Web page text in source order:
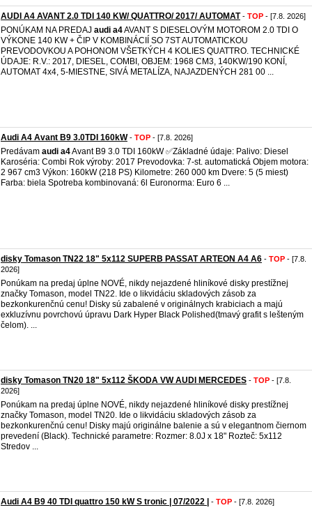
AUDI A4 AVANT 2.0 TDI 140 KW/ QUATTRO/ 2017/ AUTOMAT- TOP - [7.8. 2026]
PONÚKAM NA PREDAJ audi a4AVANT S DIESELOVÝM MOTOROM 2.0 TDI O
VÝKONE 140 KW + ČIP V KOMBINÁCIÍ SO 7ST AUTOMATICKOU
PREVODOVKOU A POHONOM VŠETKÝCH 4 KOLIES QUATTRO. TECHNICKÉ
ÚDAJE: R.V.: 2017, DIESEL, COMBI, OBJEM: 1968 CM3, 140KW/190 KONÍ,
AUTOMAT 4x4, 5-MIESTNE, SIVÁ METALÍZA, NAJAZDENÝCH 281 00 ...
Audi A4 Avant B9 3.0TDI 160kW- TOP - [7.8. 2026]
Predávam audi a4Avant B9 3.0 TDI 160kW ✅Základné údaje: Palivo: Diesel
Karoséria: Combi Rok výroby: 2017 Prevodovka: 7-st. automatická Objem motora:
2 967 cm3 Výkon: 160kW (218 PS) Kilometre: 260 000 km Dvere: 5 (5 miest)
Farba: biela Spotreba kombinovaná: 6l Euronorma: Euro 6 ...
disky Tomason TN22 18" 5x112 SUPERB PASSAT ARTEON A4 A6 - TOP - [7.8.
2026]
Ponúkam na predaj úplne NOVÉ, nikdy nejazdené hliníkové disky prestížnej
značky Tomason, model TN22. Ide o likvidáciu skladových zásob za
bezkonkurenčnú cenu! Disky sú zabalené v originálnych krabiciach a majú
exkluzívnu povrchovú úpravu Dark Hyper Black Polished(tmavý grafit s lešteným
čelom). ...
disky Tomason TN20 18" 5x112 ŠKODA VW AUDI MERCEDES - TOP - [7.8.
2026]
Ponúkam na predaj úplne NOVÉ, nikdy nejazdené hliníkové disky prestížnej
značky Tomason, model TN20. Ide o likvidáciu skladových zásob za
bezkonkurenčnú cenu! Disky majú originálne balenie a sú v elegantnom čiernom
prevedení (Black). Technické parametre: Rozmer: 8.0J x 18" Rozteč: 5x112
Stredov ...
Audi A4 B9 40 TDI quattro 150 kW S tronic | 07/2022 | - TOP - [7.8. 2026]